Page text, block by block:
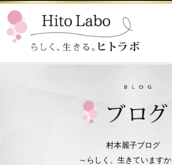
村本麗子ブログ
～らしく、生きています